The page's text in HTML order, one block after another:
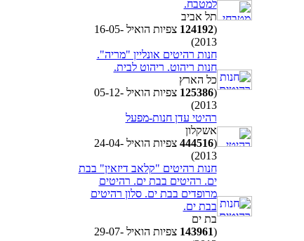
למטבח.
תל אביב
(
124192
צפיות הואיל 16-05-
2013)
חנות רהיטים אונליין "מריה".
חנות ריהוט. ריהוט לבית.
כל הארץ
(
125386
צפיות הואיל 05-12-
2013)
רהיטי עדן חנות-מפעל
אשקלון
(
444516
צפיות הואיל 24-04-
2013)
חנות רהיטים "קלאב דיזאין" בבת
ים. רהיטים בבת ים. רהיטים
מרופדים בבת ים. סלון רהיטים
בבת ים.
בת ים
(
143961
צפיות הואיל 29-07-